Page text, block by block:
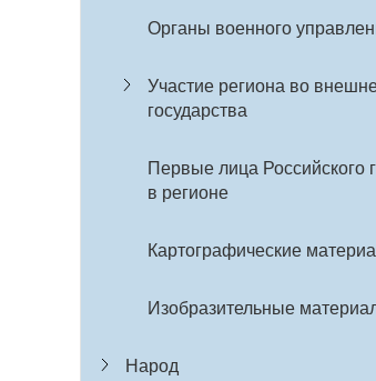
Органы военного
Участие региона во
государства
Первые лица Российского
в регионе
Картографические
Изобразительные
Народ